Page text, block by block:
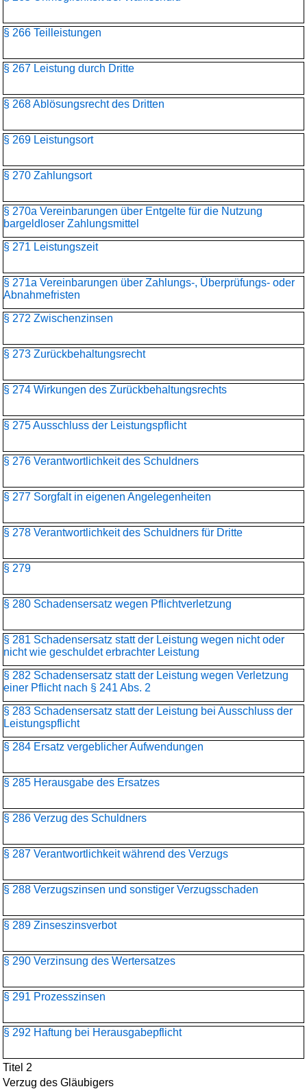
§ 266 Teilleistungen
§ 267 Leistung durch Dritte
§ 268 Ablösungsrecht des Dritten
§ 269 Leistungsort
§ 270 Zahlungsort
§ 270a Vereinbarungen über Entgelte für die Nutzung
bargeldloser Zahlungsmittel
§ 271 Leistungszeit
§ 271a Vereinbarungen über Zahlungs-, Überprüfungs- oder
Abnahmefristen
§ 272 Zwischenzinsen
§ 273 Zurückbehaltungsrecht
§ 274 Wirkungen des Zurückbehaltungsrechts
§ 275 Ausschluss der Leistungspflicht
§ 276 Verantwortlichkeit des Schuldners
§ 277 Sorgfalt in eigenen Angelegenheiten
§ 278 Verantwortlichkeit des Schuldners für Dritte
§ 279
§ 280 Schadensersatz wegen Pflichtverletzung
§ 281 Schadensersatz statt der Leistung wegen nicht oder
nicht wie geschuldet erbrachter Leistung
§ 282 Schadensersatz statt der Leistung wegen Verletzung
einer Pflicht nach § 241 Abs. 2
§ 283 Schadensersatz statt der Leistung bei Ausschluss der
Leistungspflicht
§ 284 Ersatz vergeblicher Aufwendungen
§ 285 Herausgabe des Ersatzes
§ 286 Verzug des Schuldners
§ 287 Verantwortlichkeit während des Verzugs
§ 288 Verzugszinsen und sonstiger Verzugsschaden
§ 289 Zinseszinsverbot
§ 290 Verzinsung des Wertersatzes
§ 291 Prozesszinsen
§ 292 Haftung bei Herausgabepflicht
Titel 2
Verzug des Gläubigers